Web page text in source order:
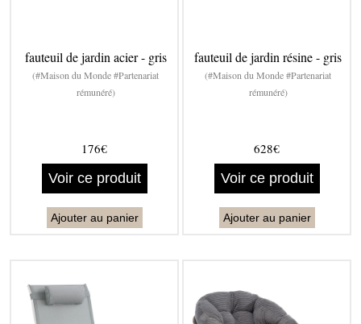
fauteuil de jardin acier - gris
(#Maison du Monde #Partenariat
rémunéré)
176€
Voir ce produit
Ajouter au panier
fauteuil de jardin résine - gris
(#Maison du Monde #Partenariat
rémunéré)
628€
Voir ce produit
Ajouter au panier